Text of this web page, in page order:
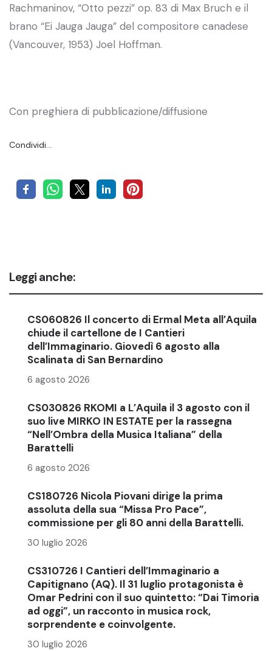
Rachmaninov, “Otto pezzi” op. 83 di Max Bruch e il
brano “Ei Jauga Jauga” del compositore canadese
(Vancouver, 1953) Joel Hoffman.
Con preghiera di pubblicazione/diffusione
Condividi…
Leggi anche:
CS060826 Il concerto di Ermal Meta all’Aquila
chiude il cartellone de I Cantieri
dell’Immaginario. Giovedì 6 agosto alla
Scalinata di San Bernardino
6 agosto 2026
CS030826 RKOMI a L’Aquila il 3 agosto con il
suo live MIRKO IN ESTATE per la rassegna
“Nell’Ombra della Musica Italiana” della
Barattelli
6 agosto 2026
CS180726 Nicola Piovani dirige la prima
assoluta della sua “Missa Pro Pace”,
commissione per gli 80 anni della Barattelli.
30 luglio 2026
CS310726 I Cantieri dell’Immaginario a
Capitignano (AQ). Il 31 luglio protagonista è
Omar Pedrini con il suo quintetto: “Dai Timoria
ad oggi”, un racconto in musica rock,
sorprendente e coinvolgente.
30 luglio 2026